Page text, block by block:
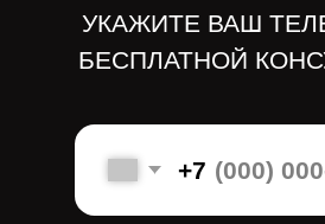
+7
Согласен с политикой конфиденциальности